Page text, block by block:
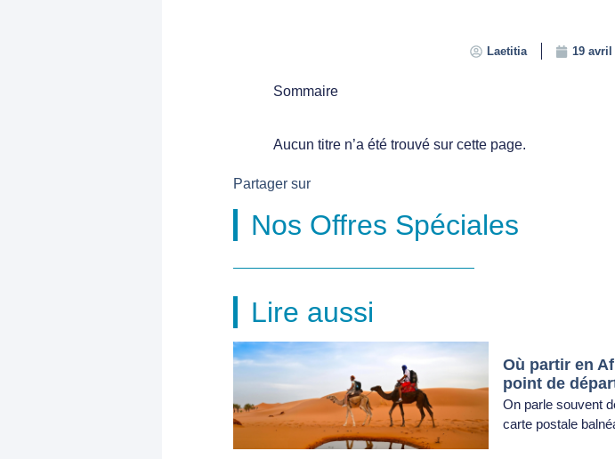
Laetitia 19 avril
Sommaire
Aucun titre n’a été trouvé sur cette page.
Partager sur
Nos Offres Spéciales
Lire aussi
Où partir en
point de
On parle souvent
carte postale